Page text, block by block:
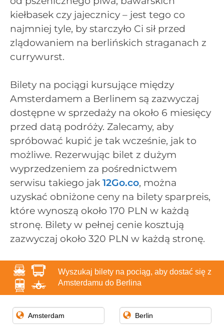
kiełbasek czy jajecznicy – jest tego co
najmniej tyle, by starczyło Ci sił przed
zlądowaniem na berlińskich straganach z
currywurst.
Bilety na pociągi kursujące między
Amsterdamem a Berlinem są zazwyczaj
dostępne w sprzedaży na około 6 miesięcy
przed datą podróży. Zalecamy, aby
spróbować kupić je tak wcześnie, jak to
możliwe. Rezerwując bilet z dużym
wyprzedzeniem za pośrednictwem
serwisu takiego jak 12Go.co, można
uzyskać obniżone ceny na bilety sparpreis,
które wynoszą około 170 PLN w każdą
stronę. Bilety w pełnej cenie kosztują
zazwyczaj około 320 PLN w każdą stronę.
Wyszukaj bilety na pociąg, aby dostać się z
Amsterdamu do Berlina